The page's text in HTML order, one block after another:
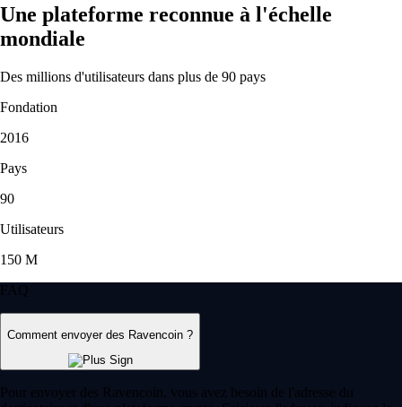
Une plateforme reconnue à l'échelle
mondiale
Des millions d'utilisateurs dans plus de 90 pays
Fondation
2016
Pays
90
Utilisateurs
150 M
FAQ
Comment envoyer des Ravencoin ?
Pour envoyer des Ravencoin, vous avez besoin de l'adresse du